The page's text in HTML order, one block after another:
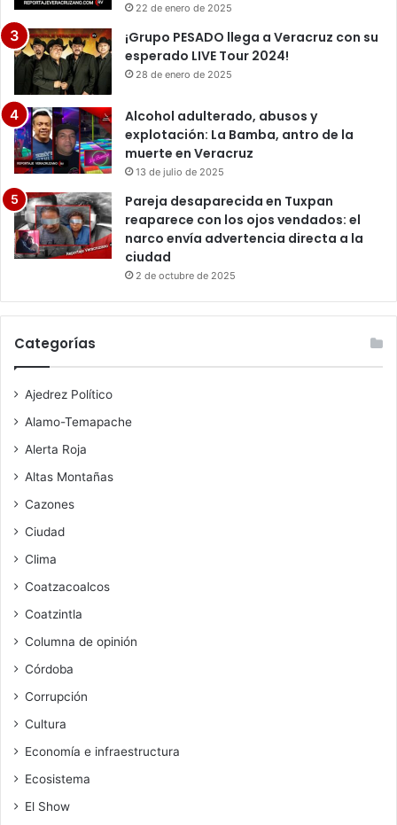
22 de enero de 2025
¡Grupo PESADO llega a Veracruz con su
esperado LIVE Tour 2024!
28 de enero de 2025
Alcohol adulterado, abusos y
explotación: La Bamba, antro de la
muerte en Veracruz
13 de julio de 2025
Pareja desaparecida en Tuxpan
reaparece con los ojos vendados: el
narco envía advertencia directa a la
ciudad
2 de octubre de 2025
Categorías
Ajedrez Político
Alamo-Temapache
Alerta Roja
Altas Montañas
Cazones
Ciudad
Clima
Coatzacoalcos
Coatzintla
Columna de opinión
Córdoba
Corrupción
Cultura
Economía e infraestructura
Ecosistema
El Show